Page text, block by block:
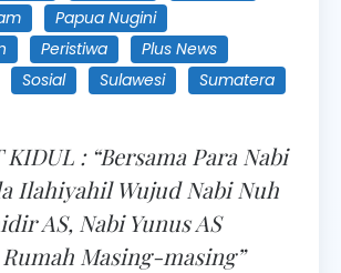
Papua Nugini
Peristiwa
Plus News
Sosial Sulawesi
Sumatera
KIDUL : “Bersama Para Nabi
Ilahiyahil Wujud Nabi Nuh
AS, Nabi Yunus AS
Masing-masing”